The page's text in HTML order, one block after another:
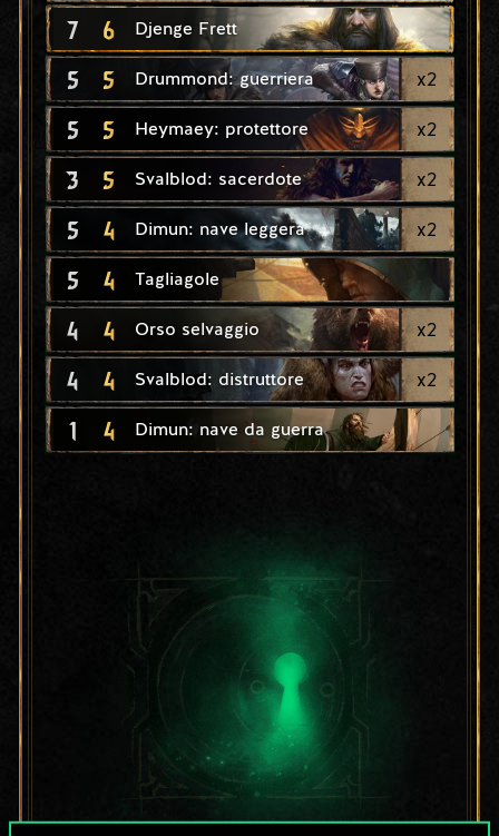
7 6 Djenge Frett
5 5 Drummond: guerriera x2
5 5 Heymaey: protettore x2
3 5 Svalblod: sacerdote x2
5 4 Dimun: nave leggera x2
5 4 Tagliagole
4 4 Orso selvaggio x2
4 4 Svalblod: distruttore x2
1 4 Dimun: nave da guerra